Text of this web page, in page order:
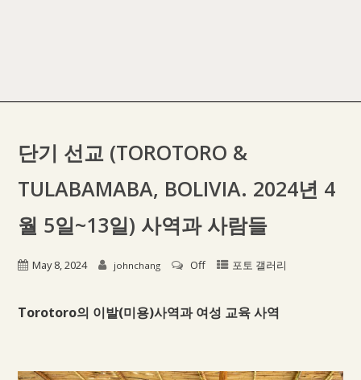
단기 선교 (TOROTORO &
TULABAMABA, BOLIVIA. 2024년 4
월 5일~13일) 사역과 사람들
May 8, 2024 johnchang Off 포토 갤러리
Torotoro의 이발(미용)사역과 여성 교육 사역